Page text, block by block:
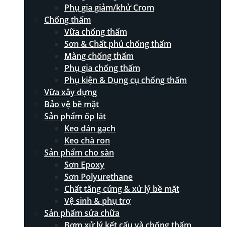
Phụ gia giảm/khử Crom
Chống thấm
Vữa chống thấm
Sơn & Chất phủ chống thấm
Màng chống thấm
Phụ gia chống thấm
Phụ kiện & Dụng cụ chống thấm
Vữa xây dựng
Bảo vệ bề mặt
Sản phẩm ốp lát
Keo dán gạch
Keo chà ron
Sản phẩm cho sàn
Sơn Epoxy
Sơn Polyurethane
Chất tăng cứng & xử lý bề mặt
Vệ sinh & phụ trợ
Sản phẩm sửa chữa